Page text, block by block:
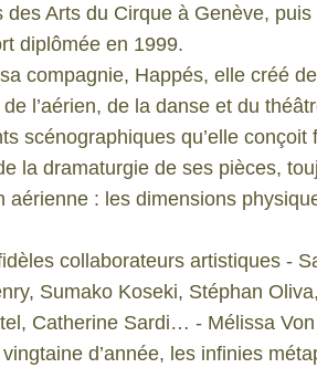
des Arts du Cirque à Genève,
diplômée en 1999.
compagnie, Happés, elle créé
l’aérien, de la danse et du
scénographiques qu’elle conçoit
la dramaturgie de ses pièces,
aérienne : les dimensions
collaborateurs artistiques -
Sumako Koseki, Stéphan
Catherine Sardi… - Mélissa
d’année, les infinies